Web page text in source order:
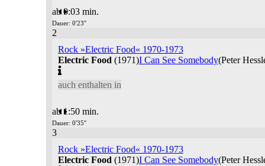
ab 0:03 min.
Dauer: 0'23''
2
Rock »Electric Food« 1970-1973
Electric Food (1971)I Can See Somebody(Peter
auch enthalten in
ab 1:50 min.
Dauer: 0'35''
3
Rock »Electric Food« 1970-1973
Electric Food (1971)I Can See Somebody(Peter